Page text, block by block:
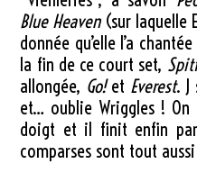
Blue Heaven(sur laquelle
donnée qu’elle l’a
la fin de ce court set,
allongée, Go!et Everest. J
et… oublie Wriggles !
doigt et il finit enfin par
comparses sont tout